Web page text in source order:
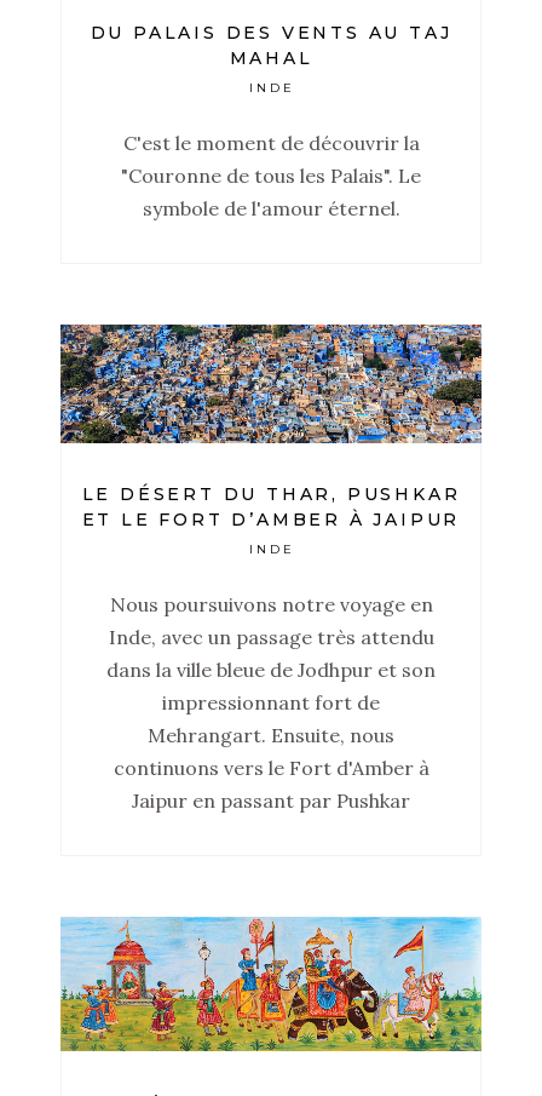
DU PALAIS DES VENTS AU TAJ
MAHAL
INDE
C'est le moment de découvrir la
"Couronne de tous les Palais". Le
symbole de l'amour éternel.
LE DÉSERT DU THAR, PUSHKAR
ET LE FORT D’AMBER À JAIPUR
INDE
Nous poursuivons notre voyage en
Inde, avec un passage très attendu
dans la ville bleue de Jodhpur et son
impressionnant fort de
Mehrangart. Ensuite, nous
continuons vers le Fort d'Amber à
Jaipur en passant par Pushkar